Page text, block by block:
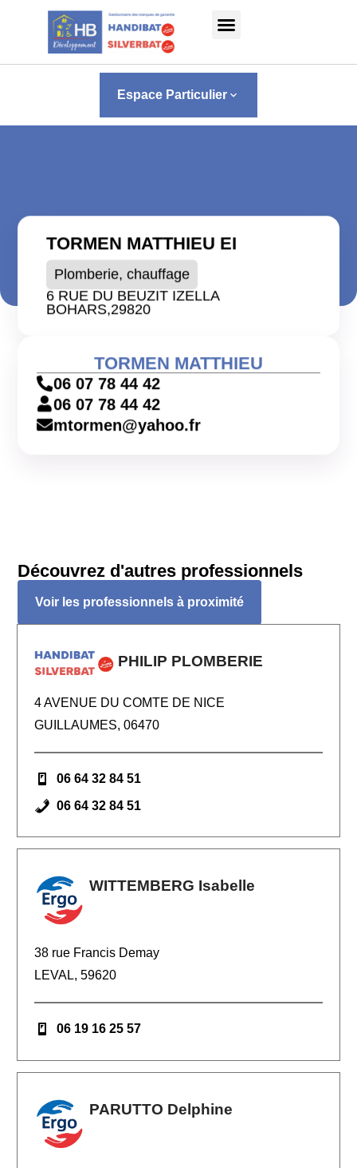
Panneau de gestion des cookies
Espace Particulier keyboard_arrow_down
TORMEN MATTHIEU EI
Plomberie, chauffage
6 RUE DU BEUZIT IZELLA
BOHARS,29820
TORMEN MATTHIEU
06 07 78 44 42
06 07 78 44 42
mtormen@yahoo.fr
Découvrez d'autres professionnels
Voir les professionnels à proximité
PHILIP PLOMBERIE
4 AVENUE DU COMTE DE NICE
GUILLAUMES, 06470
06 64 32 84 51
06 64 32 84 51
WITTEMBERG Isabelle
38 rue Francis Demay
LEVAL, 59620
06 19 16 25 57
PARUTTO Delphine